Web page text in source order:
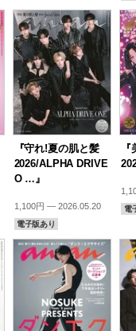
『守れ!夏の肌と髪
2026/ALPHA DRIVE
O …』
1,100円 — 2026.05.20
電子版あり
電